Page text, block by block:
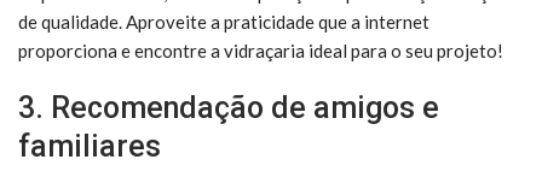
de qualidade. Aproveite a praticidade que a internet
proporciona e encontre a vidraçaria ideal para o seu projeto!
3. Recomendação de amigos e
familiares